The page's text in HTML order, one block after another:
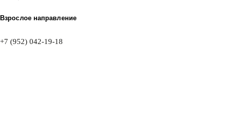
Взрослое направление
+7 (952) 042-19-18